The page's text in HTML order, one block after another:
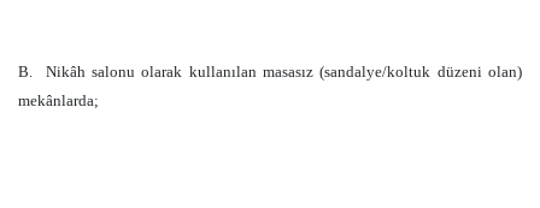
B.
Nikâh salonu olarak kullanılan masasız (sandalye/koltuk düzeni olan)
mekânlarda;